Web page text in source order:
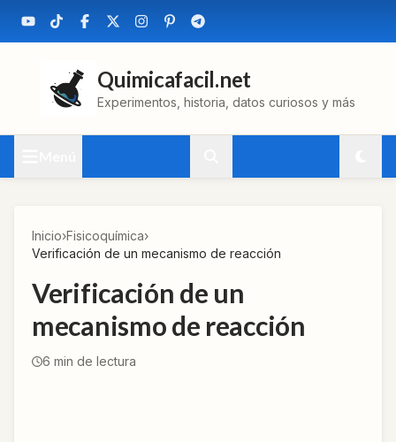
Quimicafacil.net
Experimentos, historia, datos curiosos y más
Inicio›Fisicoquímica›
Verificación de un mecanismo de reacción
Verificación de un
mecanismo de reacción
6 min de lectura